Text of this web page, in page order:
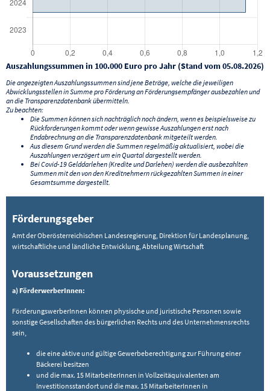
Auszahlungssummen in 100.000 Euro pro Jahr (Stand vom 05.08.2026)
Die angezeigten Auszahlungssummen sind jene Beträge, welche die jeweiligen
Abwicklungsstellen in Summe pro Förderung an Förderungsempfänger ausbezahlen und
an die Transparenzdatenbank übermitteln.
Zu beachten:
Die Summen können sich nachträglich noch ändern, wenn es beispielsweise zu
Rückforderungen kommt oder wenn gewisse Auszahlungen erst nach
Endabrechnung an die Transparenzdatenbank mitgeteilt werden.
Aus diesem Grund werden die Summen regelmäßig aktualisiert, wobei die
Auszahlungen verzögert um ein Quartal dargestellt werden.
Bei Covid-19 Gelddarlehen (Kredite und Darlehen) werden die ausbezahlten
Summen mit den von den Kreditnehmern rückgezahlten Summen in einer
Gesamtsumme dargestellt.
Förderungsgeber
Amt der Oberösterreichischen Landesregierung, Direktion für Landesplanung,
wirtschaftliche und ländliche Entwicklung, Abteilung Wirtschaft
Voraussetzungen
a) FörderwerberInnen:
FörderungswerberInnen können physische und juristische Personen sowie
sonstige Gesellschaften des bürgerlichen Rechts und des Unternehmensrechts
sein,
die eine aktive und gültige Gewerbeberechtigung zur Führung einer
Bäckerei besitzen
und die max. 15 MitarbeiterInnen in Vollzeitäquivalenten am
Investitionsstandort und die max. 15 MitarbeiterInnen in